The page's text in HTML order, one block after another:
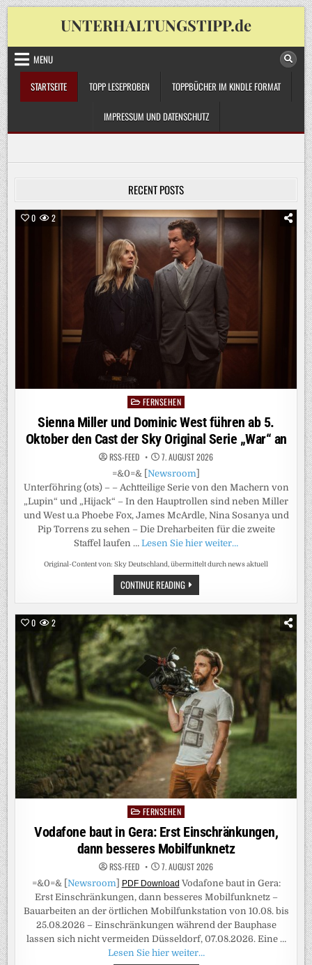
Skip
to
content
UNTERHALTUNGSTIPP.de
MENU
STARTSEITE
TOPP LESEPROBEN TOPPBÜCHER IM KINDLE FORMAT
IMPRESSUM UND DATENSCHUTZ
RECENT POSTS
0 2
Posted
in
FERNSEHEN
Sienna Miller und Dominic West führen ab 5.
Oktober den Cast der Sky Original Serie „War“ an
RSS-FEED 7. AUGUST 2026
=&0=& [ Newsroom
Unterföhring (ots) – – Achtteilige Serie von den Machern von
„Lupin“ und „Hijack“ – In den Hauptrollen sind neben Miller
und West u.a Phoebe Fox, James McArdle, Nina Sosanya und
Pip Torrens zu sehen – Die Dreharbeiten für die zweite
Staffel laufen … Lesen Sie hier weiter…
Original-Content von: Sky Deutschland, übermittelt durch news aktuell
CONTINUE READINGSIENNA
MILLER
UND
OKTOBER
DEN
CAST
DER
SKY
ORIGINAL
SERIE
„WAR“
AN
0 2
Posted
in
FERNSEHEN
Vodafone baut in Gera: Erst Einschränkungen,
dann besseres Mobilfunknetz
RSS-FEED 7. AUGUST 2026
=&0=& [ Newsroom PDF Download Vodafone baut in Gera:
Erst Einschränkungen, dann besseres Mobilfunknetz –
Bauarbeiten an der örtlichen Mobilfunkstation von 10.08. bis
25.08.2026 – Einschränkungen während der Bauphase
lassen sich nicht vermeiden Düsseldorf, 07.08.2026. Eine …
Lesen Sie hier weiter…